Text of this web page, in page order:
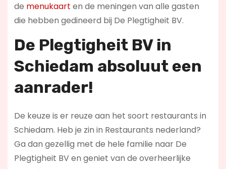
de menukaart en de meningen van alle gasten
die hebben gedineerd bij De Plegtigheit BV.
De Plegtigheit BV in
Schiedam absoluut een
aanrader!
De keuze is er reuze aan het soort restaurants in
Schiedam. Heb je zin in Restaurants nederland?
Ga dan gezellig met de hele familie naar De
Plegtigheit BV en geniet van de overheerlijke